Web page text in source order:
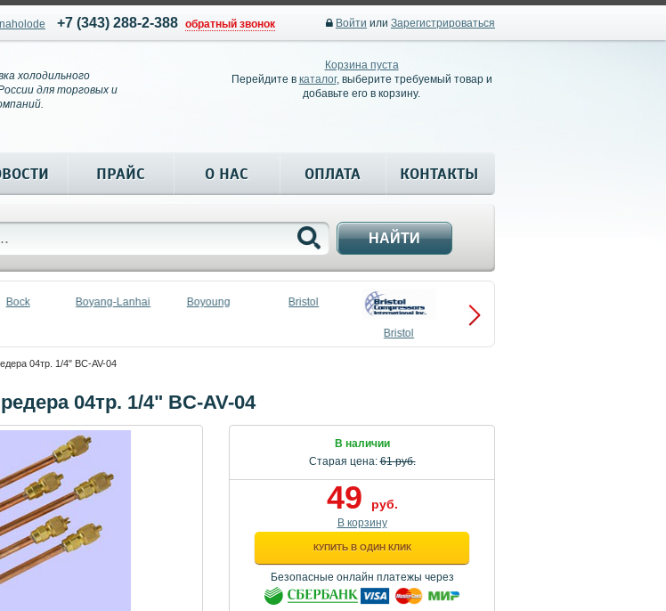
naholode +7 (343) 288-2-388 обратный звонок Войти или Зарегистрироваться
холодильного
для торговых и
Корзина пуста
Перейдите в каталог, выберите требуемый товар и
добавьте его в корзину.
ПРАЙС О НАС ОПЛАТА КОНТАКТЫ
НАЙТИ
Bock Boyang-Lanhai Boyoung Bristol
Bristol
Compressors
04тр. 1/4" BC-AV-04
04тр. 1/4" BC-AV-04
В наличии
Старая цена:61 руб.
49 руб.
В корзину
КУПИТЬ В ОДИН КЛИК
Безопасные онлайн платежы через